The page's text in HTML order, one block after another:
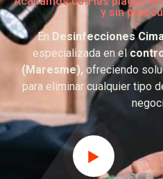
y sin
En Desinfecciones
especializada en el
(Maresme), ofreciendo
para eliminar cualquier tipo